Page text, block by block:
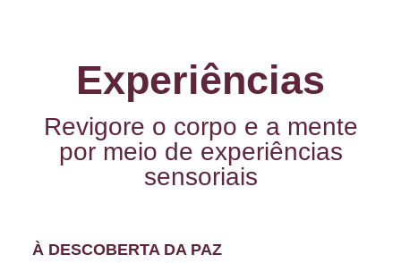
Experiências
Revigore o corpo e a mente
por meio de experiências
sensoriais
À DESCOBERTA DA PAZ